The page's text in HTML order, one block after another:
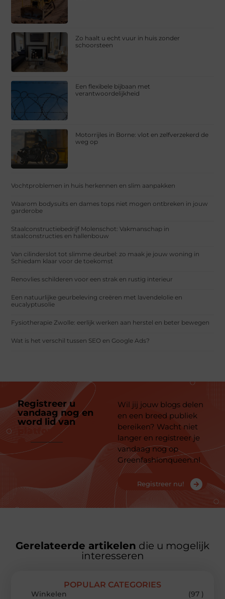
Zo haalt u echt vuur in huis zonder
schoorsteen
Een flexibele bijbaan met
verantwoordelijkheid
Motorrijles in Borne: vlot en zelfverzekerd de
weg op
Vochtproblemen in huis herkennen en slim aanpakken
Waarom bodysuits en dames tops niet mogen ontbreken in jouw
garderobe
Staalconstructiebedrijf Molenschot: Vakmanschap in
staalconstructies en hallenbouw
Van cilinderslot tot slimme deurbel: zo maak je jouw woning in
Schiedam klaar voor de toekomst
Renovlies schilderen voor een strak en rustig interieur
Een natuurlijke geurbeleving creëren met lavendelolie en
eucalyptusolie
Fysiotherapie Zwolle: eerlijk werken aan herstel en beter bewegen
Wat is het verschil tussen SEO en Google Ads?
Registreer u
vandaag nog en
word lid van
platform
Wil jij jouw blogs delen
en een breed publiek
bereiken? Wacht niet
langer en registreer je
vandaag nog op
Greenfashionqueen.nl
Registreer nu!
Gerelateerde artikelen die u mogelijk
interesseren
POPULAR CATEGORIES
Winkelen
(97 )